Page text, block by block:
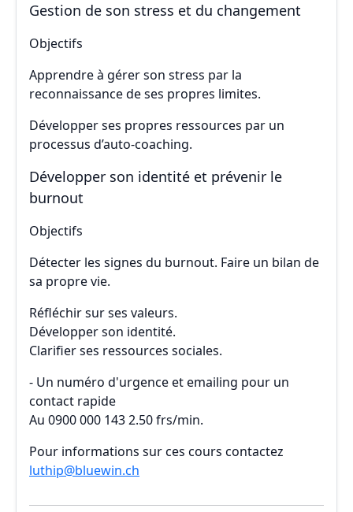
Gestion de son stress et du changement
Objectifs
Apprendre à gérer son stress par la
reconnaissance de ses propres limites.
Développer ses propres ressources par un
processus d’auto-coaching.
Développer son identité et prévenir le
burnout
Objectifs
Détecter les signes du burnout. Faire un bilan de
sa propre vie.
Réfléchir sur ses valeurs.
Développer son identité.
Clarifier ses ressources sociales.
- Un numéro d'urgence et emailing pour un
contact rapide
Au 0900 000 143 2.50 frs/min.
Pour informations sur ces cours contactez
luthip@bluewin.ch